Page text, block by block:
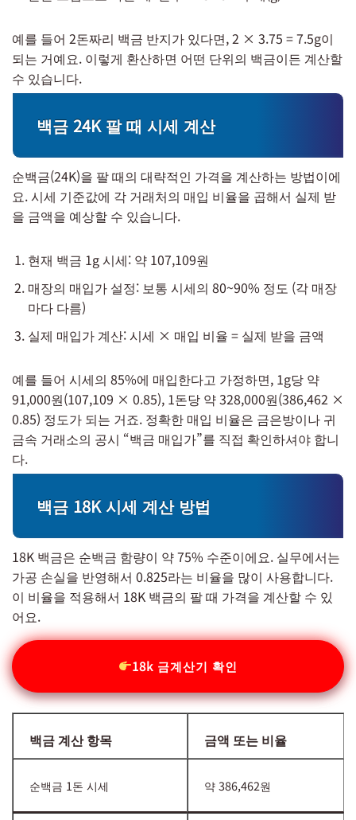
예를 들어 2돈짜리 백금 반지가 있다면, 2 × 3.75 = 7.5g이
되는 거예요. 이렇게 환산하면 어떤 단위의 백금이든 계산할
수 있습니다.
백금 24K 팔 때 시세 계산
순백금(24K)을 팔 때의 대략적인 가격을 계산하는 방법이에
요. 시세 기준값에 각 거래처의 매입 비율을 곱해서 실제 받
을 금액을 예상할 수 있습니다.
현재 백금 1g 시세: 약 107,109원
매장의 매입가 설정: 보통 시세의 80~90% 정도 (각 매장
마다 다름)
실제 매입가 계산: 시세 × 매입 비율 = 실제 받을 금액
예를 들어 시세의 85%에 매입한다고 가정하면, 1g당 약
91,000원(107,109 × 0.85), 1돈당 약 328,000원(386,462 ×
0.85) 정도가 되는 거죠. 정확한 매입 비율은 금은방이나 귀
금속 거래소의 공시 “백금 매입가”를 직접 확인하셔야 합니
다.
백금 18K 시세 계산 방법
18K 백금은 순백금 함량이 약 75% 수준이에요. 실무에서는
가공 손실을 반영해서 0.825라는 비율을 많이 사용합니다.
이 비율을 적용해서 18K 백금의 팔 때 가격을 계산할 수 있
어요.
18k 금계산기 확인
백금 계산 항목 금액 또는 비율
순백금 1돈 시세 약 386,462원